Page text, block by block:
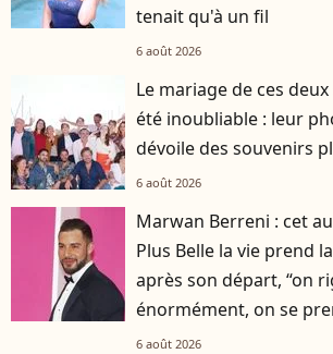
tenait qu'à un fil
6 août 2026
Le mariage de ces
été inoubliable : leur
dévoile des souvenirs
6 août 2026
Marwan Berreni : cet
Plus Belle la vie prend
après son départ, “on
énormément, on se
6 août 2026